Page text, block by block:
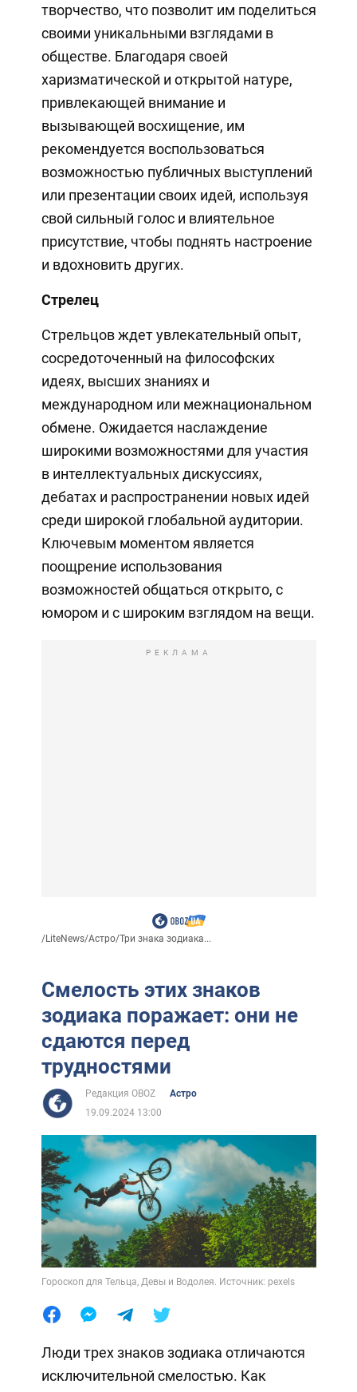
творчество, что позволит им поделиться
своими уникальными взглядами в
обществе. Благодаря своей
харизматической и открытой натуре,
привлекающей внимание и
вызывающей восхищение, им
рекомендуется воспользоваться
возможностью публичных выступлений
или презентации своих идей, используя
свой сильный голос и влиятельное
присутствие, чтобы поднять настроение
и вдохновить других.
Стрелец
Стрельцов ждет увлекательный опыт,
сосредоточенный на философских
идеях, высших знаниях и
международном или межнациональном
обмене. Ожидается наслаждение
широкими возможностями для участия
в интеллектуальных дискуссиях,
дебатах и распространении новых идей
среди широкой глобальной аудитории.
Ключевым моментом является
поощрение использования
возможностей общаться открыто, с
юмором и с широким взглядом на вещи.
РЕКЛАМА
/LiteNews/Астро/Три знака зодиака...
Смелость этих знаков
зодиака поражает: они не
сдаются перед
трудностями
Редакция OBOZ
Астро
19.09.2024 13:00
Гороскоп для Тельца, Девы и Водолея. Источник: pexels
Люди трех знаков зодиака отличаются
исключительной смелостью. Как